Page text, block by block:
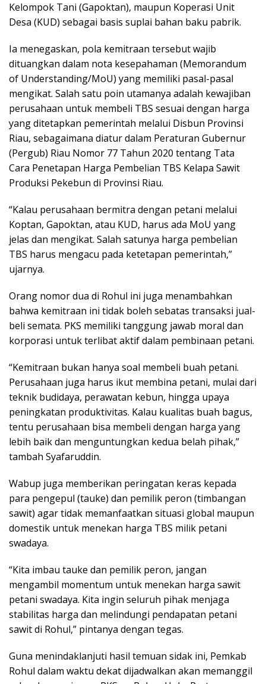
Kelompok Tani (Gapoktan), maupun Koperasi Unit
Desa (KUD) sebagai basis suplai bahan baku pabrik.
Ia menegaskan, pola kemitraan tersebut wajib
dituangkan dalam nota kesepahaman (Memorandum
of Understanding/MoU) yang memiliki pasal-pasal
mengikat. Salah satu poin utamanya adalah kewajiban
perusahaan untuk membeli TBS sesuai dengan harga
yang ditetapkan pemerintah melalui Disbun Provinsi
Riau, sebagaimana diatur dalam Peraturan Gubernur
(Pergub) Riau Nomor 77 Tahun 2020 tentang Tata
Cara Penetapan Harga Pembelian TBS Kelapa Sawit
Produksi Pekebun di Provinsi Riau.
“Kalau perusahaan bermitra dengan petani melalui
Koptan, Gapoktan, atau KUD, harus ada MoU yang
jelas dan mengikat. Salah satunya harga pembelian
TBS harus mengacu pada ketetapan pemerintah,”
ujarnya.
Orang nomor dua di Rohul ini juga menambahkan
bahwa kemitraan ini tidak boleh sebatas transaksi jual-
beli semata. PKS memiliki tanggung jawab moral dan
korporasi untuk terlibat aktif dalam pembinaan petani.
“Kemitraan bukan hanya soal membeli buah petani.
Perusahaan juga harus ikut membina petani, mulai dari
teknik budidaya, perawatan kebun, hingga upaya
peningkatan produktivitas. Kalau kualitas buah bagus,
tentu perusahaan bisa membeli dengan harga yang
lebih baik dan menguntungkan kedua belah pihak,”
tambah Syafaruddin.
Wabup juga memberikan peringatan keras kepada
para pengepul (tauke) dan pemilik peron (timbangan
sawit) agar tidak memanfaatkan situasi global maupun
domestik untuk menekan harga TBS milik petani
swadaya.
“Kita imbau tauke dan pemilik peron, jangan
mengambil momentum untuk menekan harga sawit
petani swadaya. Kita ingin seluruh pihak menjaga
stabilitas harga dan melindungi pendapatan petani
sawit di Rohul,” pintanya dengan tegas.
Guna menindaklanjuti hasil temuan sidak ini, Pemkab
Rohul dalam waktu dekat dijadwalkan akan memanggil